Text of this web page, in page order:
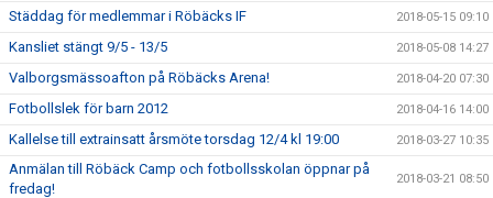
Städdag för medlemmar i Röbäcks IF 2018-05-15 09:10
Kansliet stängt 9/5 - 13/5 2018-05-08 14:27
Valborgsmässoafton på Röbäcks Arena! 2018-04-20 07:30
Fotbollslek för barn 2012 2018-04-16 14:00
Kallelse till extrainsatt årsmöte torsdag 12/4 kl 19:00 2018-03-27 10:35
Anmälan till Röbäck Camp och fotbollsskolan öppnar på
fredag!
2018-03-21 08:50